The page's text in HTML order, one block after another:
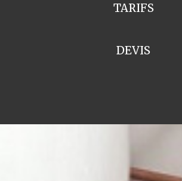
TARIFS
DEVIS